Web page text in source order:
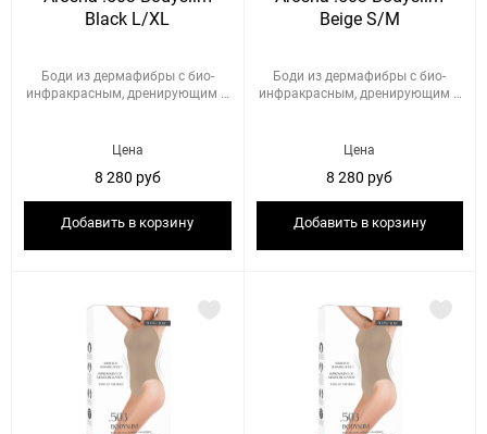
Black L/XL
Боди из дермафибры с био-
инфракрасным, дренирующим и
Цена
8 280 руб
Добавить в корзину
Beige S/M
Боди из дермафибры с био-
инфракрасным, дренирующим и
Цена
8 280 руб
Добавить в корзину